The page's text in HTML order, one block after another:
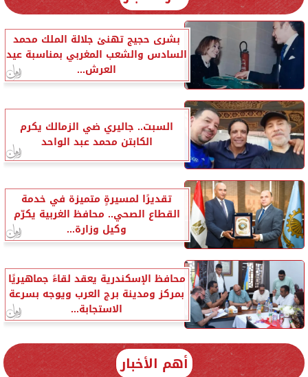
بشرى حجيج تهنئ جلالة الملك محمد
السادس والشعب المغربي بمناسبة عيد
العرش...
السبت.. جاليري ضي الزمالك يكرم
الكابتن محمد عبد الواحد
تقديرًا لمسيرةٍ متميزة في خدمة
القطاع الصحي.. محافظ الغربية يكرّم
وكيل وزارة...
محافظ الإسكندرية يعقد لقاءً جماهيريًا
بمركز ومدينة برج العرب ويوجه بسرعة
الاستجابة...
أهم الأخبار